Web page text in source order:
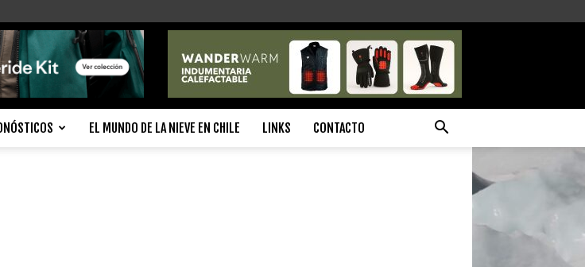
EL MUNDO DE LA NIEVE EN CHILE LINKS CONTACTO